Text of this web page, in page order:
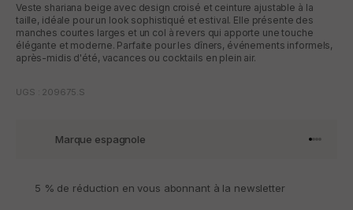
Veste shariana beige avec design croisé et ceinture ajustable à la
taille, idéale pour un look sophistiqué et estival. Elle présente des
manches courtes larges et un col à revers qui apporte une touche
élégante et moderne. Parfaite pour les dîners, événements informels,
après-midis d'été, vacances ou cocktails en plein air.
UGS : 209675.S
Marque espagnole Aller à
Aller à
Aller à
Aller
5 % de réduction en vous abonnant à la newsletter